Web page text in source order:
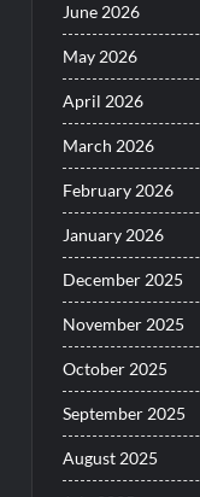
June 2026
May 2026
April 2026
March 2026
February 2026
January 2026
December 2025
November 2025
October 2025
September 2025
August 2025